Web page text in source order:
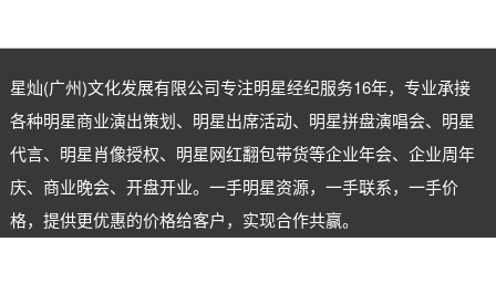
星灿(广州)文化发展有限公司专注明星经纪服务16年，专业承接
各种明星商业演出策划、明星出席活动、明星拼盘演唱会、明星
代言、明星肖像授权、明星网红翻包带货等企业年会、企业周年
庆、商业晚会、开盘开业。一手明星资源，一手联系，一手价
格，提供更优惠的价格给客户，实现合作共赢。